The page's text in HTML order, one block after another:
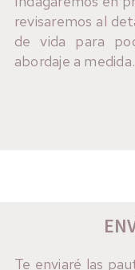
revisaremos al
de vida para
abordaje a medida.
Te enviaré las